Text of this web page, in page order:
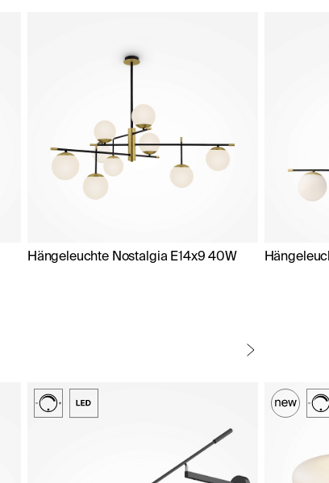
Hängeleuchte Nostalgia E14x9 40W